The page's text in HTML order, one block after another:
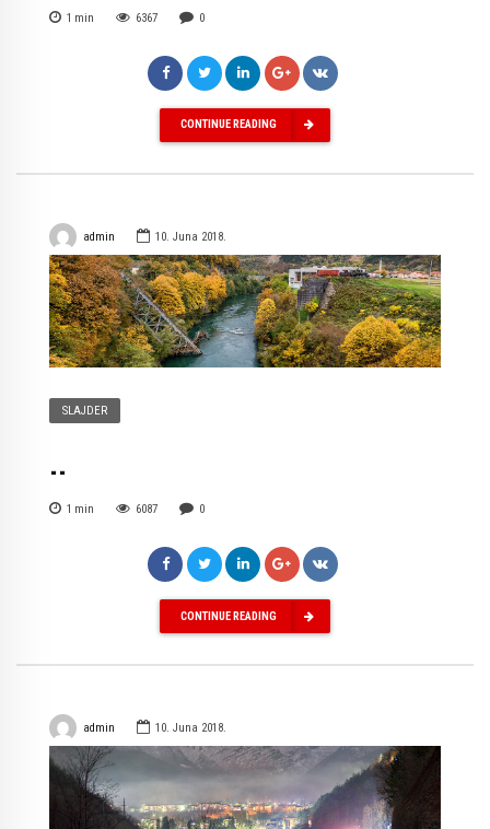
1 min 6367 0
CONTINUE READING
admin 10. Juna 2018.
SLAJDER
..
1 min 6087 0
CONTINUE READING
admin 10. Juna 2018.